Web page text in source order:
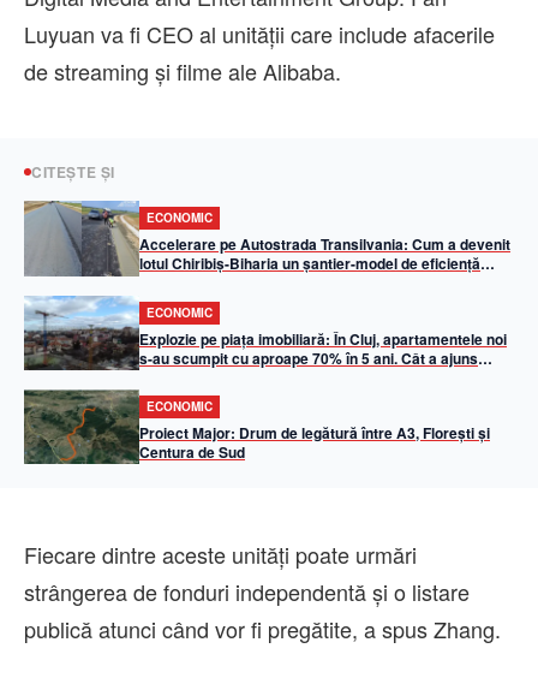
Luyuan va fi CEO al unităţii care include afacerile
de streaming şi filme ale Alibaba.
CITEȘTE ȘI
ECONOMIC
Accelerare pe Autostrada Transilvania: Cum a devenit
lotul Chiribiș-Biharia un șantier-model de eficiență
ECONOMIC
Explozie pe piața imobiliară: În Cluj, apartamentele noi
s-au scumpit cu aproape 70% în 5 ani. Cât a ajuns
ECONOMIC
Proiect Major: Drum de legătură între A3, Florești și
Centura de Sud
Fiecare dintre aceste unităţi poate urmări
strângerea de fonduri independentă şi o listare
publică atunci când vor fi pregătite, a spus Zhang.